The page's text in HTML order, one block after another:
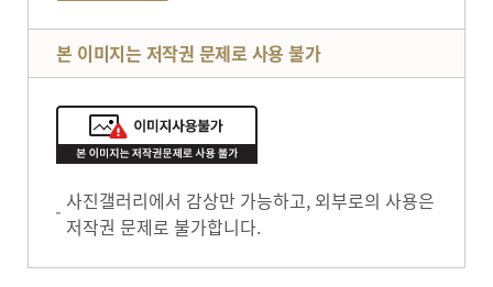
본 이미지는 저작권 문제로 사용 불가
사진갤러리에서 감상만 가능하고, 외부로의 사용은
저작권 문제로 불가합니다.